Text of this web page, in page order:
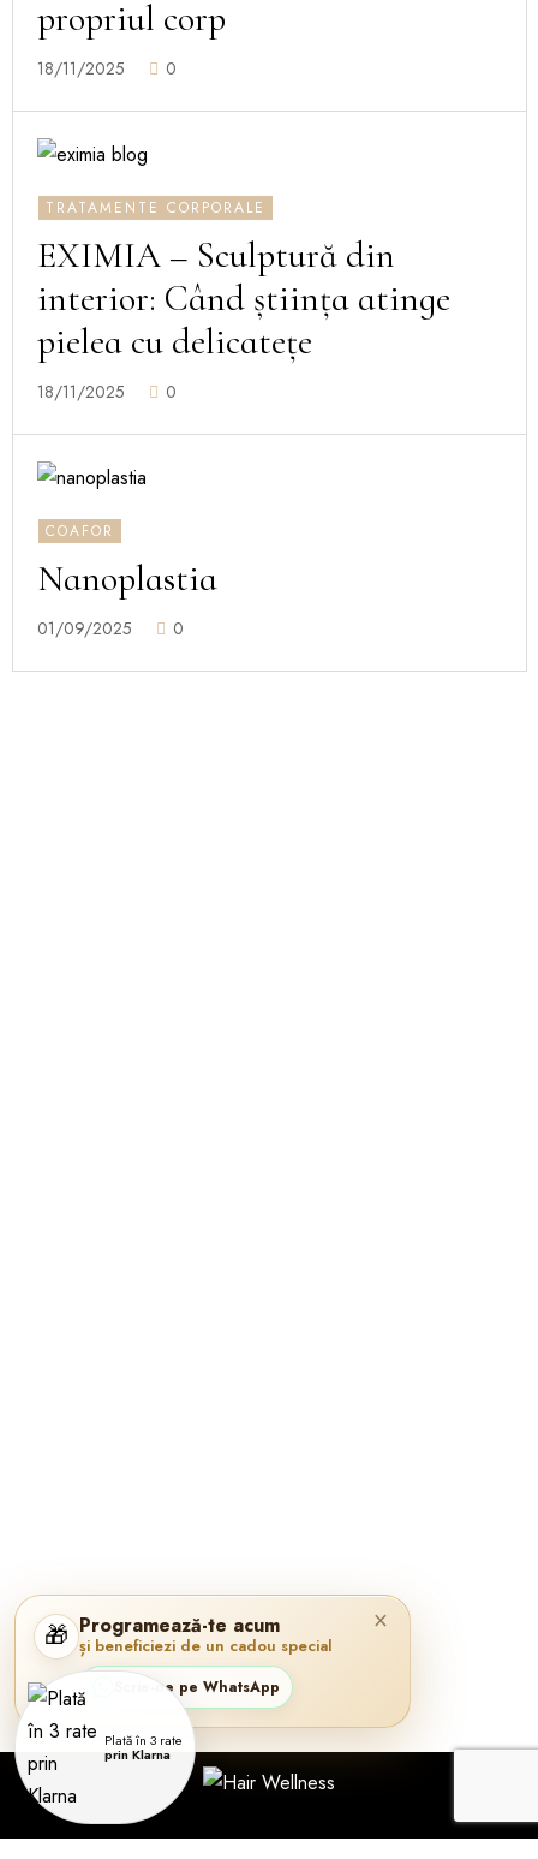
propriul corp
18/11/2025 0
TRATAMENTE CORPORALE
EXIMIA – Sculptură din
interior: Când știința atinge
pielea cu delicatețe
18/11/2025 0
COAFOR
Nanoplastia
01/09/2025 0
×
🎁 Programează-te acum
și beneficiezi de un cadou special
Scrie-ne pe WhatsApp
Plată în 3 rate
prin Klarna